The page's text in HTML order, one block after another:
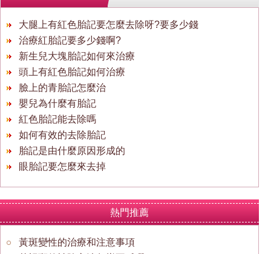
大腿上有紅色胎記要怎麼去除呀?要多少錢
治療紅胎記要多少錢啊?
新生兒大塊胎記如何來治療
頭上有紅色胎記如何治療
臉上的青胎記怎麼治
嬰兒為什麼有胎記
紅色胎記能去除嗎
如何有效的去除胎記
胎記是由什麼原因形成的
眼胎記要怎麼來去掉
熱門推薦
黃斑變性的治療和注意事項